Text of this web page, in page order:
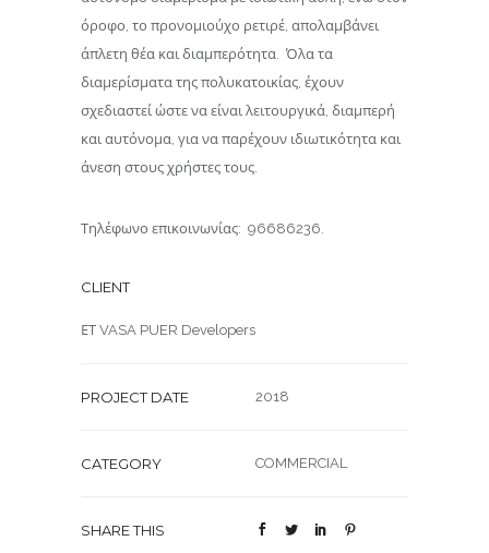
όροφο, το προνομιούχο ρετιρέ, απολαμβάνει
άπλετη θέα και διαμπερότητα. Όλα τα
διαμερίσματα της πολυκατοικίας, έχουν
σχεδιαστεί ώστε να είναι λειτουργικά, διαμπερή
και αυτόνομα, για να παρέχουν ιδιωτικότητα και
άνεση στους χρήστες τους.
Τηλέφωνο επικοινωνίας: 96686236.
CLIENT
ΕΤ VASA PUER Developers
PROJECT DATE 2018
CATEGORY COMMERCIAL
SHARE THIS